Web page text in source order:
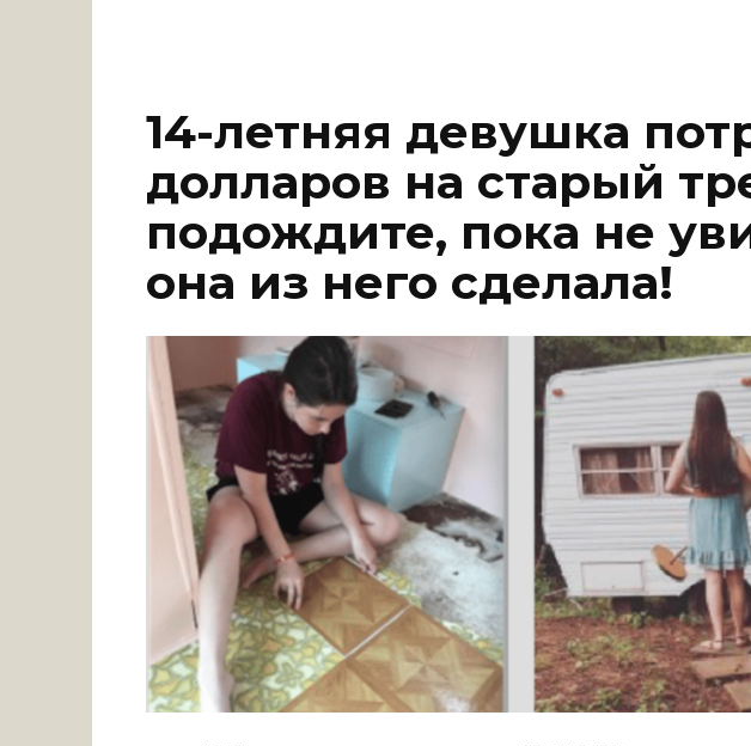
14-летняя девушка
долларов на старый
подождите, пока не
она из него сделала!